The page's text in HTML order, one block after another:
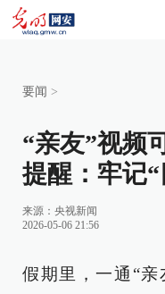
要闻 >
“亲友”视频
提醒：牢记
来源： 央视新闻
2026-05-06 21:56
假期里，一通“亲